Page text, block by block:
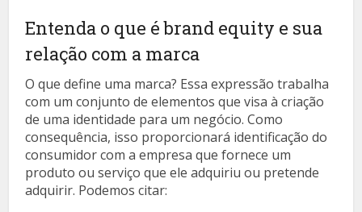
Entenda o que é brand equity e sua
relação com a marca
O que define uma marca? Essa expressão trabalha
com um conjunto de elementos que visa à criação
de uma identidade para um negócio. Como
consequência, isso proporcionará identificação do
consumidor com a empresa que fornece um
produto ou serviço que ele adquiriu ou pretende
adquirir. Podemos citar: